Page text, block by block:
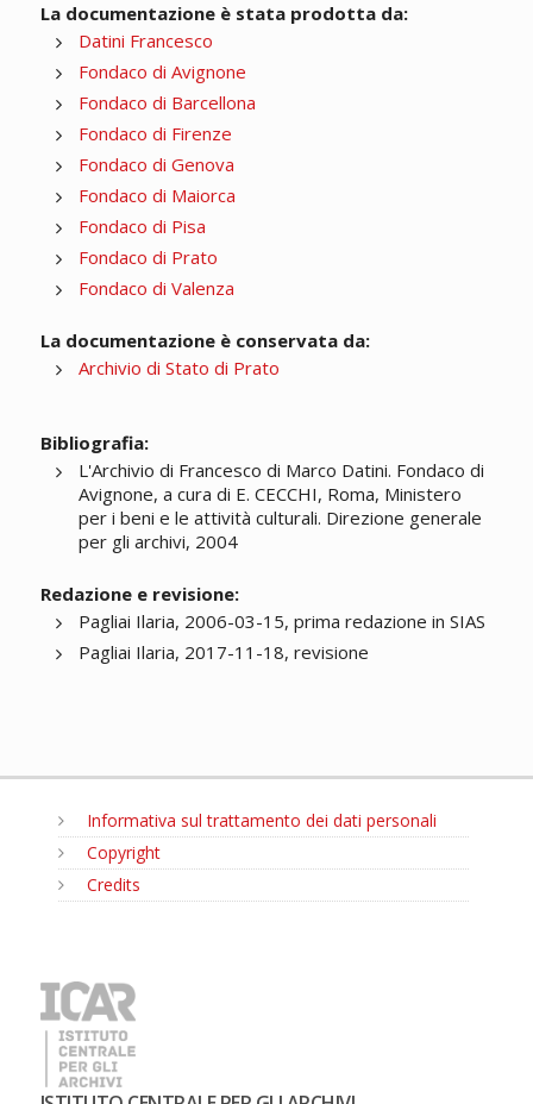
La documentazione è stata prodotta da:
Datini Francesco
Fondaco di Avignone
Fondaco di Barcellona
Fondaco di Firenze
Fondaco di Genova
Fondaco di Maiorca
Fondaco di Pisa
Fondaco di Prato
Fondaco di Valenza
La documentazione è conservata da:
Archivio di Stato di Prato
Bibliografia:
L'Archivio di Francesco di Marco Datini. Fondaco di
Avignone, a cura di E. CECCHI, Roma, Ministero
per i beni e le attività culturali. Direzione generale
per gli archivi, 2004
Redazione e revisione:
Pagliai Ilaria, 2006-03-15, prima redazione in SIAS
Pagliai Ilaria, 2017-11-18, revisione
Informativa sul trattamento dei dati personali
Copyright
Credits